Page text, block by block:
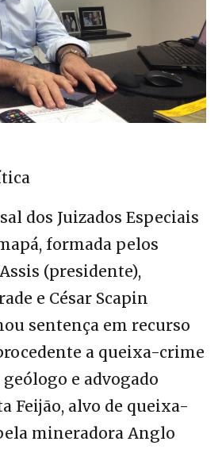
dos Juizados Especiais
formada pelos
(presidente),
e César Scapin
sentença em recurso
a queixa-crime
e advogado
Feijão, alvo de queixa-
mineradora Anglo